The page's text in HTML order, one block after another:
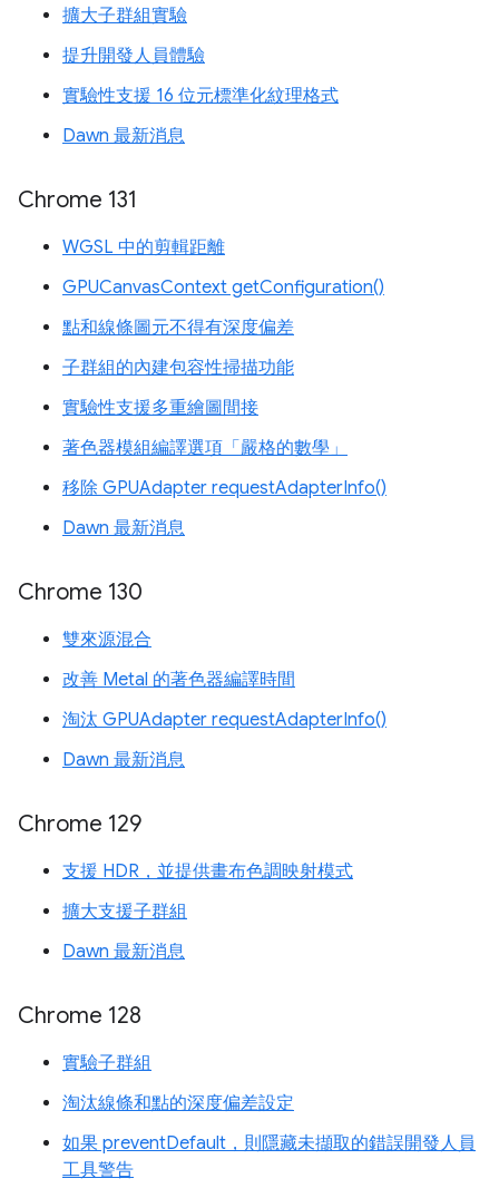
擴大子群組實驗
提升開發人員體驗
實驗性支援 16 位元標準化紋理格式
Dawn 最新消息
Chrome 131
WGSL 中的剪輯距離
GPUCanvasContext getConfiguration()
點和線條圖元不得有深度偏差
子群組的內建包容性掃描功能
實驗性支援多重繪圖間接
著色器模組編譯選項「嚴格的數學」
移除 GPUAdapter requestAdapterInfo()
Dawn 最新消息
Chrome 130
雙來源混合
改善 Metal 的著色器編譯時間
淘汰 GPUAdapter requestAdapterInfo()
Dawn 最新消息
Chrome 129
支援 HDR，並提供畫布色調映射模式
擴大支援子群組
Dawn 最新消息
Chrome 128
實驗子群組
淘汰線條和點的深度偏差設定
如果 preventDefault，則隱藏未擷取的錯誤開發人員
工具警告